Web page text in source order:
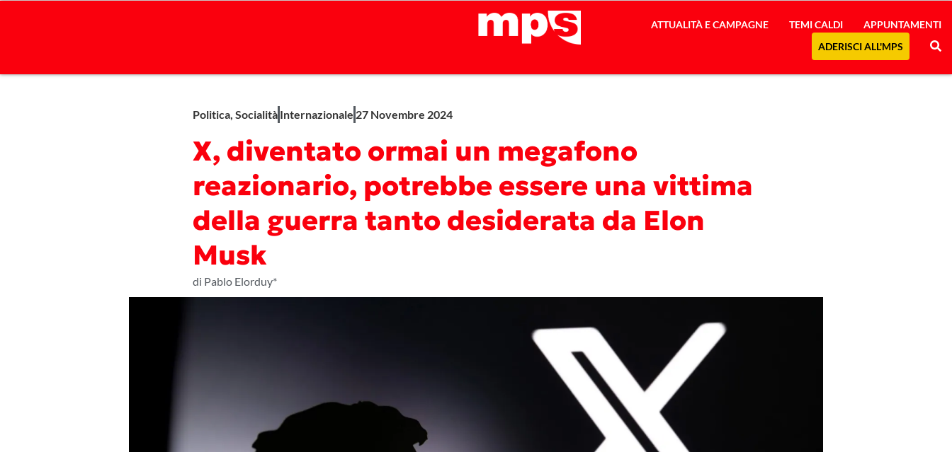
ATTUALITÀ E CAMPAGNE TEMI CALDI
APPUNTAMENTI
ADERISCI ALL'MPS
Politica Socialità Internazionale 27 Novembre 2024
X, diventato ormai un megafono
reazionario, potrebbe essere una vittima
della guerra tanto desiderata da Elon
Musk
di Pablo Elorduy*